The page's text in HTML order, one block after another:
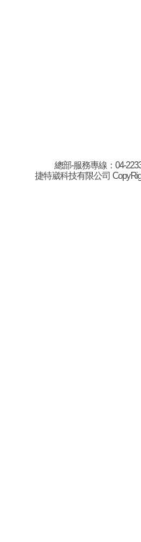
總部-服務專線：04-
捷特崴科技有限公司